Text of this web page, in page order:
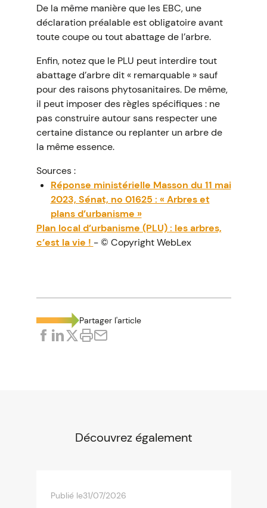
De la même manière que les EBC, une
déclaration préalable est obligatoire avant
toute coupe ou tout abattage de l’arbre.
Enfin, notez que le PLU peut interdire tout
abattage d’arbre dit « remarquable » sauf
pour des raisons phytosanitaires. De même,
il peut imposer des règles spécifiques : ne
pas construire autour sans respecter une
certaine distance ou replanter un arbre de
la même essence.
Sources :
Réponse ministérielle Masson du 11 mai
2023, Sénat, no 01625 : « Arbres et
plans d’urbanisme »
Plan local d’urbanisme (PLU) : les arbres,
c’est la vie ! - © Copyright WebLex
Partager l'article
Découvrez également
Publié le31/07/2026